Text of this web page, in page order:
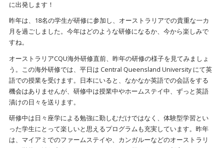
に出発します！
昨年は、18名の学生が研修に参加し、オーストラリアでの貴重な一カ
月を過ごしました。今年はどのような研修になるか、今から楽しみで
すね。
オーストラリアCQU海外研修直前、昨年の研修の様子を見てみましょ
う。この海外研修では、平日は Central Queensland University にて英
語での授業を受けます。日本にいると、なかなか英語での会話をする
機会はありませんが、研修中は授業中やホームステイ中、ずっと英語
漬けの日々を送ります。
研修中は日々座学による勉強に勤しむだけではなく、体験型学習とい
った学生にとって楽しいと思えるプログラムも充実しています。昨年
は、マイアミでのファームステイや、カンガルーなどのオーストラリ